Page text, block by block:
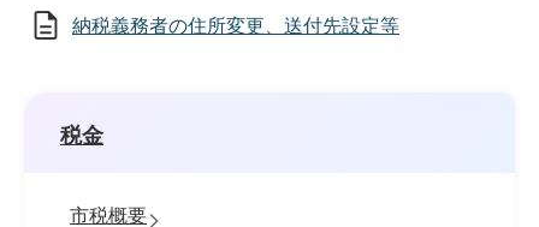
納税義務者の住所変更、送付先設定等
税金
市税概要